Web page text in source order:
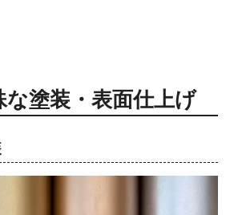
な塗装・表面仕上げ